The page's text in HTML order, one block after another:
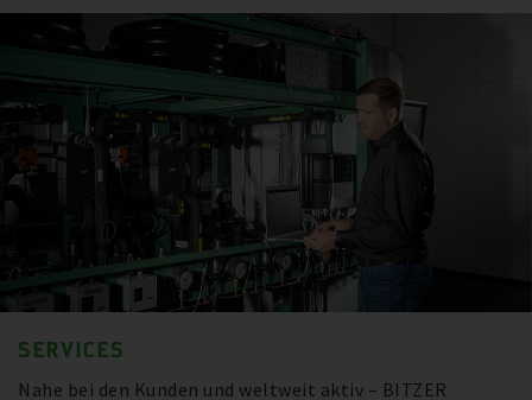
SERVICES
Nahe bei den Kunden und weltweit aktiv – BITZER